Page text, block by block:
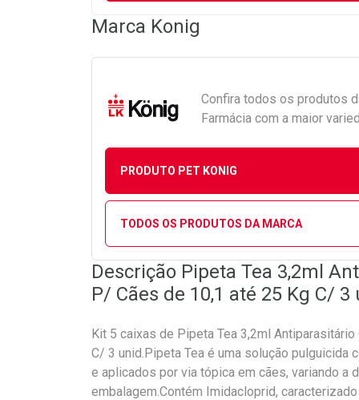
Marca Konig
Confira todos os produtos
Farmácia com a maior
PRODUTO PET KONIG
TODOS OS PRODUTOS DA MARCA
Descrição Pipeta Tea 3,2ml
P/ Cães de 10,1 até 25 Kg C/
Kit 5 caixas de Pipeta Tea 3,2ml
C/ 3 unid.Pipeta Tea é uma solução
e aplicados por via tópica em cães, variando a
embalagem.Contém Imidacloprid,